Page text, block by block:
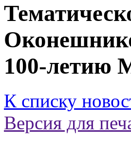
100-летию
К списку
Версия для